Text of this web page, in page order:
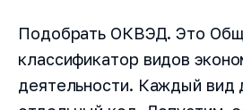
Подобрать ОКВЭД. Это
классификатор видов
деятельности. Каждый вид